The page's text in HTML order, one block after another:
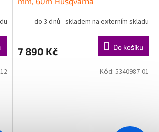
do 3 dnů - skladem na externím skladu
7 890 Kč Do košíku
Kód: 5340987-01